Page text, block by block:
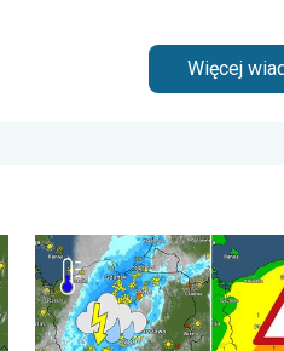
Więcej
Groźna i męcząca aura. . .
Ulewy, wichury, grad, trąba